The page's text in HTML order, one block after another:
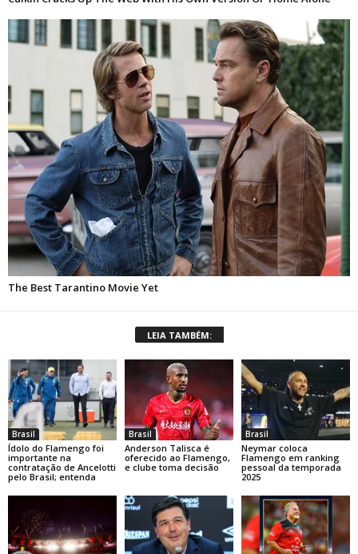
LEIA TAMBÉM:
Brasil
Ídolo do Flamengo foi
importante na
contratação de Ancelotti
pelo Brasil; entenda
Brasil
Anderson Talisca é
oferecido ao Flamengo,
e clube toma decisão
Brasil
Neymar coloca
Flamengo em ranking
pessoal da temporada
2025